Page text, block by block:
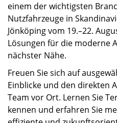
einem der wichtigsten
Nutzfahrzeuge in
Jönköping vom 19.–22.
Lösungen für die moderne
nächster Nähe.
Freuen Sie sich auf
Einblicke und den direkten
Team vor Ort. Lernen Sie
kennen und erfahren Sie